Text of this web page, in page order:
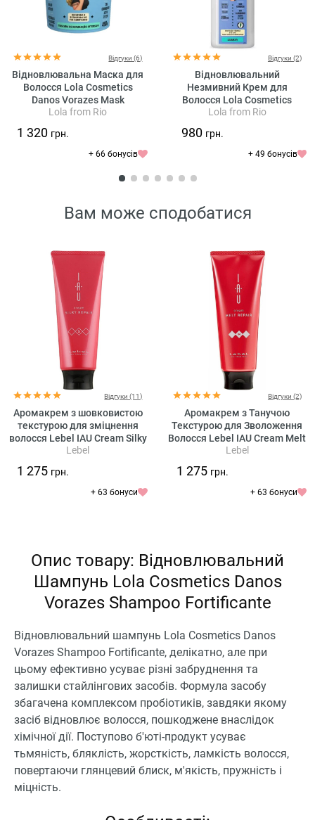
Відгуки (6)
Відновлювальна Маска для
Волосся Lola Cosmetics
Danos Vorazes Mask
Lola from Rio
1 320 грн.
+ 66 бонусів
Відгуки (2)
Відновлювальний
Незмивний Крем для
Волосся Lola Cosmetics
Danos Vorazes Leave In
Lola from Rio
980 грн.
+ 49 бонусів
Вам може сподобатися
Відгуки (11)
Аромакрем з шовковистою
текстурою для зміцнення
волосся Lebel IAU Cream Silky
Repair
Lebel
1 275 грн.
+ 63 бонуси
Відгуки (2)
Аромакрем з Танучою
Текстурою для Зволоження
Волосся Lebel IAU Cream Melt
Repair
Lebel
1 275 грн.
+ 63 бонуси
Опис товару: Відновлювальний
Шампунь Lola Cosmetics Danos
Vorazes Shampoo Fortificante
Відновлювальний шампунь Lola Cosmetics Danos
Vorazes Shampoo Fortificante, делікатно, але при
цьому ефективно усуває різні забруднення та
залишки стайлінгових засобів. Формула засобу
збагачена комплексом пробіотиків, завдяки якому
засіб відновлює волосся, пошкоджене внаслідок
хімічної дії. Поступово б'юті-продукт усуває
тьмяність, бляклість, жорсткість, ламкість волосся,
повертаючи глянцевий блиск, м'якість, пружність і
міцність.